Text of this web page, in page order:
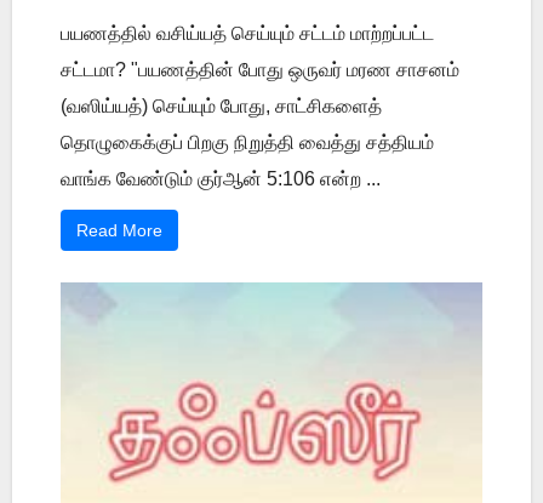
பயணத்தில் வசிய்யத் செய்யும் சட்டம் மாற்றப்பட்ட
சட்டமா? "பயணத்தின் போது ஒருவர் மரண சாசனம்
(வஸிய்யத்) செய்யும் போது, சாட்சிகளைத்
தொழுகைக்குப் பிறகு நிறுத்தி வைத்து சத்தியம்
வாங்க வேண்டும் குர்ஆன் 5:106 என்ற ...
Read More